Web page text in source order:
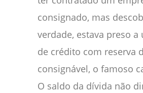
consignado, mas
verdade, estava preso a
de crédito com reserva
consignável, o famoso
O saldo da dívida não